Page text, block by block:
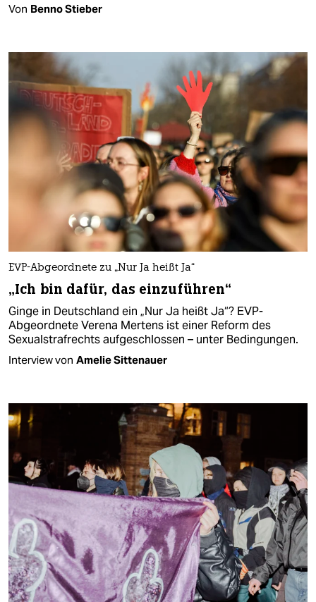
Von Benno Stieber
EVP-Abgeordnete zu „Nur Ja heißt Ja“
„Ich bin dafür, das einzuführen“
Ginge in Deutschland ein „Nur Ja heißt Ja“? EVP-
Abgeordnete Verena Mertens ist einer Reform des
Sexualstrafrechts aufgeschlossen – unter Bedingungen.
Interview von Amelie Sittenauer